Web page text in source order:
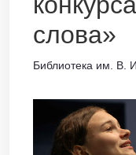
слова»
Библиотека им. В.